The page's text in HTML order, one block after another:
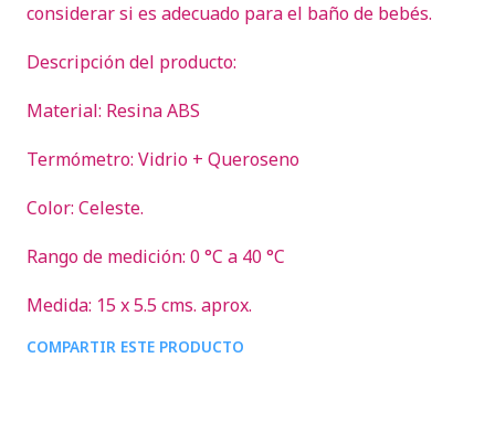
considerar si es adecuado para el baño de bebés.
Descripción del producto:
Material: Resina ABS
Termómetro: Vidrio + Queroseno
Color: Celeste.
Rango de medición: 0 °C a 40 °C
Medida: 15 x 5.5 cms. aprox.
COMPARTIR ESTE PRODUCTO